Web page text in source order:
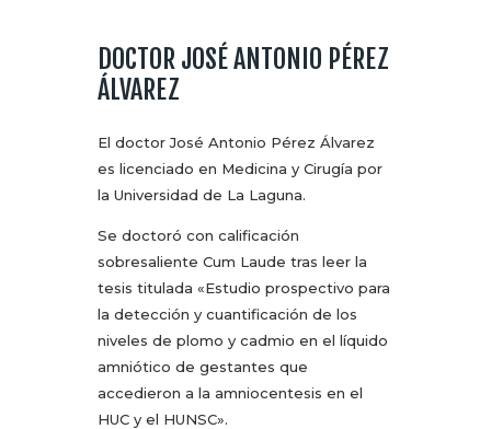
DOCTOR JOSÉ ANTONIO PÉREZ
ÁLVAREZ
El doctor José Antonio Pérez Álvarez
es licenciado en Medicina y Cirugía por
la Universidad de La Laguna.
Se doctoró con calificación
sobresaliente Cum Laude tras leer la
tesis titulada «Estudio prospectivo para
la detección y cuantificación de los
niveles de plomo y cadmio en el líquido
amniótico de gestantes que
accedieron a la amniocentesis en el
HUC y el HUNSC».